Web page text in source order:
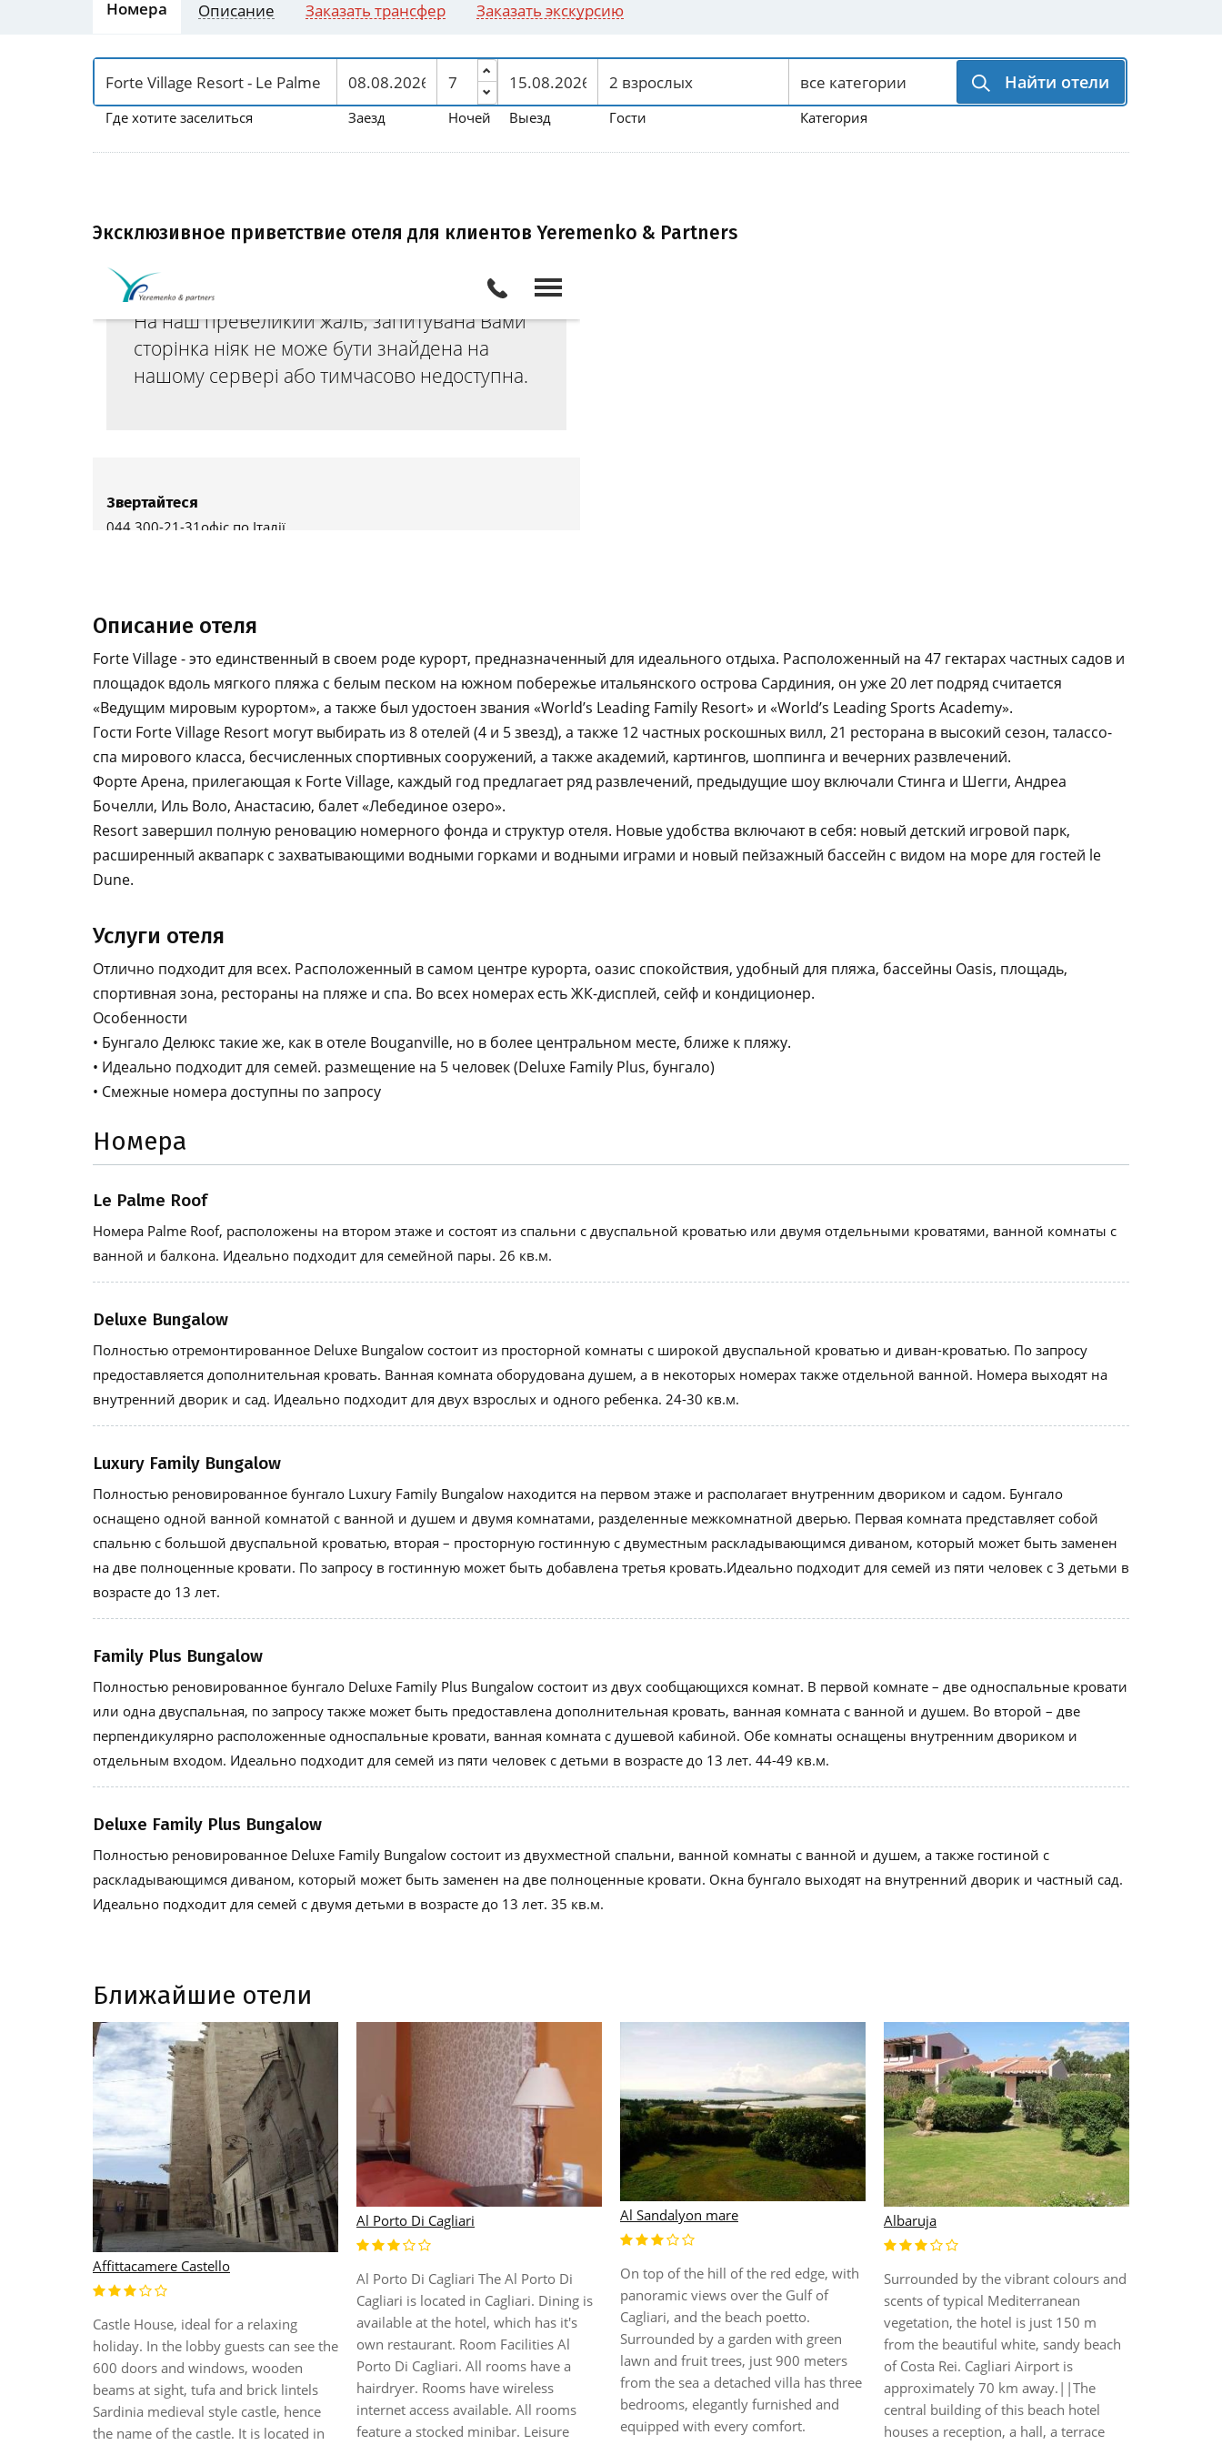
Номера Описание Заказать трансфер Заказать экскурсию
Найти отели
Где хотите заселиться Заезд Ночей Выезд Гости Категория
Эксклюзивное приветствие отеля для клиентов Yeremenko & Partners
Описание отеля
Forte Village - это единственный в своем роде курорт, предназначенный для идеального отдыха. Расположенный на 47 гектарах частных садов и
площадок вдоль мягкого пляжа с белым песком на южном побережье итальянского острова Сардиния, он уже 20 лет подряд считается
«Ведущим мировым курортом», а также был удостоен звания «World’s Leading Family Resort» и «World’s Leading Sports Academy».
Гости Forte Village Resort могут выбирать из 8 отелей (4 и 5 звезд), а также 12 частных роскошных вилл, 21 ресторана в высокий сезон, талассо-
спа мирового класса, бесчисленных спортивных сооружений, а также академий, картингов, шоппинга и вечерних развлечений.
Форте Арена, прилегающая к Forte Village, каждый год предлагает ряд развлечений, предыдущие шоу включали Стинга и Шегги, Андреа
Бочелли, Иль Воло, Анастасию, балет «Лебединое озеро».
Resort завершил полную реновацию номерного фонда и структур отеля. Новые удобства включают в себя: новый детский игровой парк,
расширенный аквапарк с захватывающими водными горками и водными играми и новый пейзажный бассейн с видом на море для гостей le
Dune.
Услуги отеля
Отлично подходит для всех. Расположенный в самом центре курорта, оазис спокойствия, удобный для пляжа, бассейны Oasis, площадь,
спортивная зона, рестораны на пляже и спа. Во всех номерах есть ЖК-дисплей, сейф и кондиционер.
Особенности
• Бунгало Делюкс такие же, как в отеле Bouganville, но в более центральном месте, ближе к пляжу.
• Идеально подходит для семей. размещение на 5 человек (Deluxe Family Plus, бунгало)
• Смежные номера доступны по запросу
Номера
Le Palme Roof
Номера Palme Roof, расположены на втором этаже и состоят из спальни с двуспальной кроватью или двумя отдельными кроватями, ванной комнаты с
ванной и балкона. Идеально подходит для семейной пары. 26 кв.м.
Deluxe Bungalow
Полностью отремонтированное Deluxe Bungalow состоит из просторной комнаты с широкой двуспальной кроватью и диван-кроватью. По запросу
предоставляется дополнительная кровать. Ванная комната оборудована душем, а в некоторых номерах также отдельной ванной. Номера выходят на
внутренний дворик и сад. Идеально подходит для двух взрослых и одного ребенка. 24-30 кв.м.
Luxury Family Bungalow
Полностью реновированное бунгало Luxury Family Bungalow находится на первом этаже и располагает внутренним двориком и садом. Бунгало
оснащено одной ванной комнатой с ванной и душем и двумя комнатами, разделенные межкомнатной дверью. Первая комната представляет собой
спальню с большой двуспальной кроватью, вторая – просторную гостинную с двуместным раскладывающимся диваном, который может быть заменен
на две полноценные кровати. По запросу в гостинную может быть добавлена третья кровать.Идеально подходит для семей из пяти человек с 3 детьми в
возрасте до 13 лет.
Family Plus Bungalow
Полностью реновированное бунгало Deluxe Family Plus Bungalow состоит из двух сообщающихся комнат. В первой комнате – две односпальные кровати
или одна двуспальная, по запросу также может быть предоставлена дополнительная кровать, ванная комната с ванной и душем. Во второй – две
перпендикулярно расположенные односпальные кровати, ванная комната с душевой кабиной. Обе комнаты оснащены внутренним двориком и
отдельным входом. Идеально подходит для семей из пяти человек с детьми в возрасте до 13 лет. 44-49 кв.м.
Deluxe Family Plus Bungalow
Полностью реновированное Deluxe Family Bungalow состоит из двухместной спальни, ванной комнаты с ванной и душем, а также гостиной с
раскладывающимся диваном, который может быть заменен на две полноценные кровати. Окна бунгало выходят на внутренний дворик и частный сад.
Идеально подходит для семей с двумя детьми в возрасте до 13 лет. 35 кв.м.
Ближайшие отели
Affittacamere Castello
Castle House, ideal for a relaxing
holiday. In the lobby guests can see the
600 doors and windows, wooden
beams at sight, tufa and brick lintels
Sardinia medieval style castle, hence
the name of the castle. It is located in
Al Porto Di Cagliari
Al Porto Di Cagliari The Al Porto Di
Cagliari is located in Cagliari. Dining is
available at the hotel, which has it's
own restaurant. Room Facilities Al
Porto Di Cagliari. All rooms have a
hairdryer. Rooms have wireless
internet access available. All rooms
feature a stocked minibar. Leisure
Al Sandalyon mare
On top of the hill of the red edge, with
panoramic views over the Gulf of
Cagliari, and the beach poetto.
Surrounded by a garden with green
lawn and fruit trees, just 900 meters
from the sea a detached villa has three
bedrooms, elegantly furnished and
equipped with every comfort.
Albaruja
Surrounded by the vibrant colours and
scents of typical Mediterranean
vegetation, the hotel is just 150 m
from the beautiful white, sandy beach
of Costa Rei. Cagliari Airport is
approximately 70 km away.||The
central building of this beach hotel
houses a reception, a hall, a terrace